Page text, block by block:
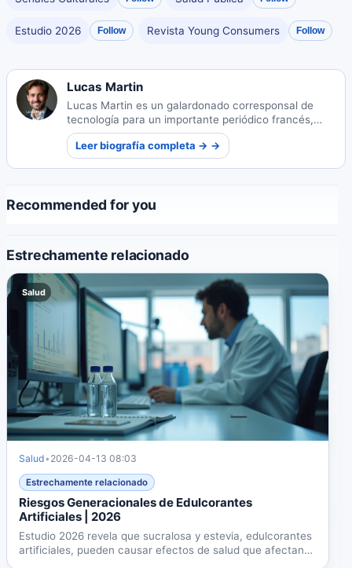
Estudio 2026 Follow Revista Young Consumers Follow
Lucas Martin
Lucas Martin es un galardonado corresponsal de
tecnología para un importante periódico francés,
reconocido por hacer que los temas tecnológicos
complejos sean accesibles para el público en
general.
Leer biografía completa → →
Recommended for you
Estrechamente relacionado
Salud
Salud• 2026-04-13 08:03
Estrechamente relacionado
Riesgos Generacionales de Edulcorantes
Artificiales | 2026
Estudio 2026 revela que sucralosa y estevia, edulcorantes
artificiales, pueden causar efectos de salud que afectan